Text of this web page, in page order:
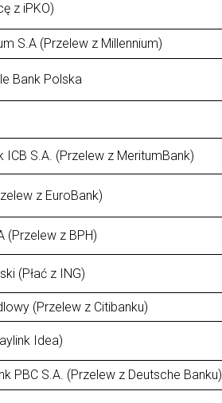
z iPKO)
S.A (Przelew z Millennium)
Bank Polska
ICB S.A. (Przelew z MeritumBank)
z EuroBank)
(Przelew z BPH)
(Płać z ING)
(Przelew z Citibanku)
Idea)
PBC S.A. (Przelew z Deutsche Banku)